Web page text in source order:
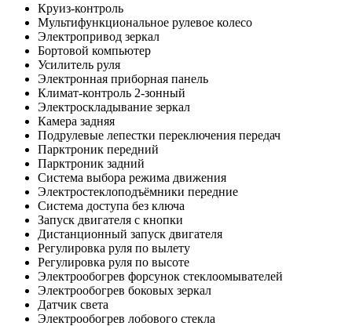
Круиз-контроль
Мультифункциональное рулевое колесо
Электропривод зеркал
Бортовой компьютер
Усилитель руля
Электронная приборная панель
Климат-контроль 2-зонный
Электроскладывание зеркал
Камера задняя
Подрулевые лепестки переключения передач
Парктроник передний
Парктроник задний
Система выбора режима движения
Электростеклоподъёмники передние
Система доступа без ключа
Запуск двигателя с кнопки
Дистанционный запуск двигателя
Регулировка руля по вылету
Регулировка руля по высоте
Электрообогрев форсунок стеклоомывателей
Электрообогрев боковых зеркал
Датчик света
Электрообогрев лобового стекла